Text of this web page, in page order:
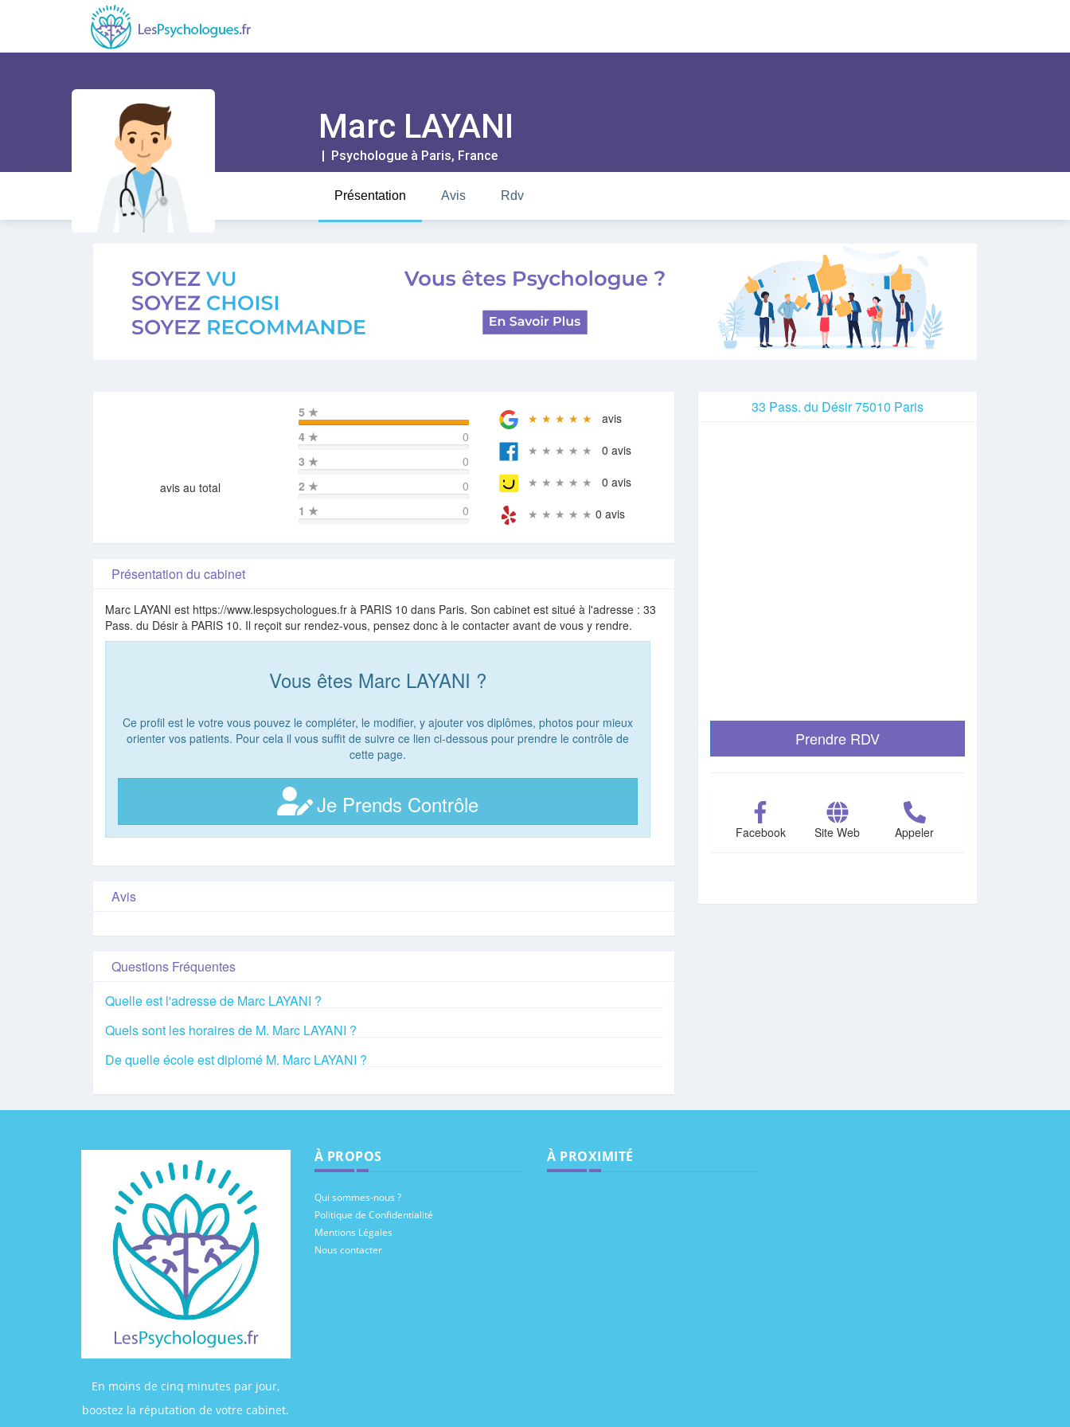
Marc LAYANI
| Psychologue à Paris, France
Présentation Avis Rdv
avis au total
5 ★
4 ★
0
3 ★
0
2 ★
0
1 ★ 0
★ ★ ★ ★ ★ avis
★ ★ ★ ★ ★ 0 avis
★ ★ ★ ★ ★ 0 avis
★ ★ ★ ★ ★ 0 avis
Présentation du cabinet
Marc LAYANI est https://www.lespsychologues.fr à PARIS 10 dans Paris. Son cabinet est situé à l'adresse : 33
Pass. du Désir à PARIS 10. Il reçoit sur rendez-vous, pensez donc à le contacter avant de vous y rendre.
Vous êtes Marc LAYANI ?
Ce profil est le votre vous pouvez le compléter, le modifier, y ajouter vos diplômes, photos pour mieux
orienter vos patients. Pour cela il vous suffit de suivre ce lien ci-dessous pour prendre le contrôle de
cette page.
Je Prends Contrôle
Avis
Questions Fréquentes
Quelle est l'adresse de Marc LAYANI ?
Quels sont les horaires de M. Marc LAYANI ?
De quelle école est diplomé M. Marc LAYANI ?
33 Pass. du Désir 75010 Paris
Prendre RDV
Facebook Site Web Appeler
En moins de cinq minutes par jour,
boostez la réputation de votre cabinet.
À PROPOS
Qui sommes-nous ?
Politique de Confidentialité
Mentions Légales
Nous contacter
À PROXIMITÉ